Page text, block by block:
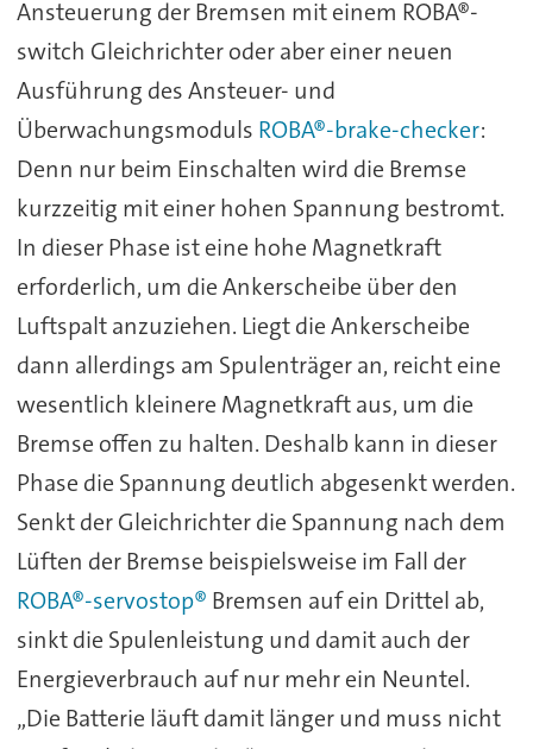
Ansteuerung der Bremsen mit einem ROBA®-
switch Gleichrichter oder aber einer neuen
Ausführung des Ansteuer- und
Überwachungsmoduls ROBA®-brake-checker:
Denn nur beim Einschalten wird die Bremse
kurzzeitig mit einer hohen Spannung bestromt.
In dieser Phase ist eine hohe Magnetkraft
erforderlich, um die Ankerscheibe über den
Luftspalt anzuziehen. Liegt die Ankerscheibe
dann allerdings am Spulenträger an, reicht eine
wesentlich kleinere Magnetkraft aus, um die
Bremse offen zu halten. Deshalb kann in dieser
Phase die Spannung deutlich abgesenkt werden.
Senkt der Gleichrichter die Spannung nach dem
Lüften der Bremse beispielsweise im Fall der
ROBA®-servostop® Bremsen auf ein Drittel ab,
sinkt die Spulenleistung und damit auch der
Energieverbrauch auf nur mehr ein Neuntel.
„Die Batterie läuft damit länger und muss nicht